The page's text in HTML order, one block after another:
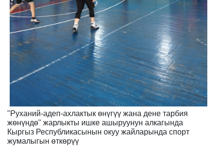
"Руханий-адеп-ахлактык өнүгүү жана дене тарбия
жөнүндө" жарлыкты ишке ашыруунун алкагында
Кыргыз Республикасынын окуу жайларында спорт
жумалыгын өткөрүү